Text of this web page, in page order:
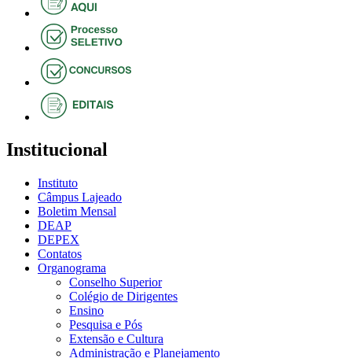
Institucional
Instituto
Câmpus Lajeado
Boletim Mensal
DEAP
DEPEX
Contatos
Organograma
Conselho Superior
Colégio de Dirigentes
Ensino
Pesquisa e Pós
Extensão e Cultura
Administração e Planejamento